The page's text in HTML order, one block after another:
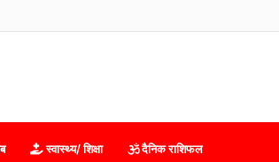
स्वास्थ्य/ शिक्षा दैनिक राशिफल